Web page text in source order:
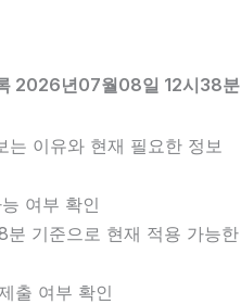
2026년07월08일 12시38분
는 이유와 현재 필요한 정보
여부 확인
기준으로 현재 적용 가능한
출 여부 확인